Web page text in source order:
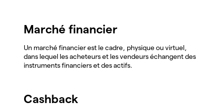
Marché financier
Un marché financier est le cadre, physique ou virtuel,
dans lequel les acheteurs et les vendeurs échangent des
instruments financiers et des actifs.
Cashback